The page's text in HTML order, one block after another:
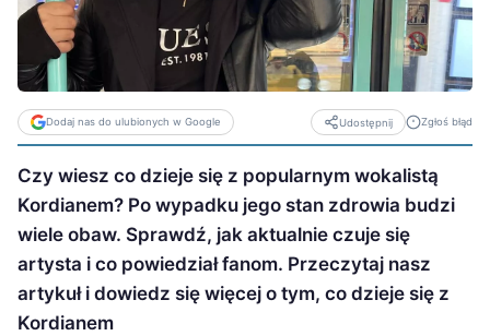
Dodaj nas do ulubionych w Google Udostępnij Zgłoś błąd
Czy wiesz co dzieje się z popularnym wokalistą
Kordianem? Po wypadku jego stan zdrowia budzi
wiele obaw. Sprawdź, jak aktualnie czuje się
artysta i co powiedział fanom. Przeczytaj nasz
artykuł i dowiedz się więcej o tym, co dzieje się z
Kordianem